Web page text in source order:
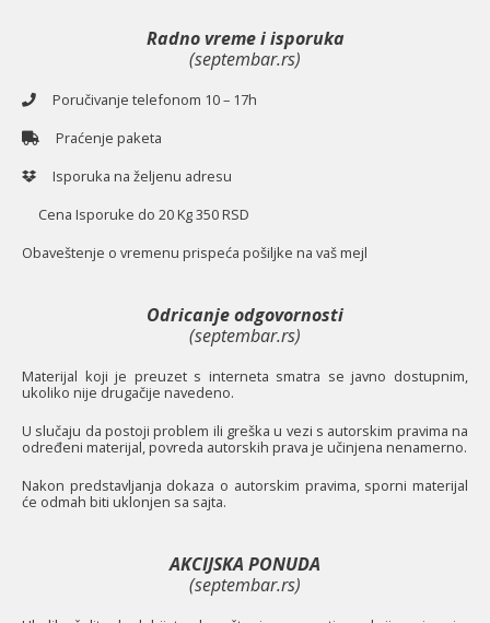
Radno vreme i isporuka
(septembar.rs)
Poručivanje telefonom 10 – 17h
Praćenje paketa
Isporuka na željenu adresu
Cena Isporuke do 20 Kg 350 RSD
Obaveštenje o vremenu prispeća pošiljke na vaš mejl
Odricanje odgovornosti
(septembar.rs)
Materijal koji je preuzet s interneta smatra se javno dostupnim,
ukoliko nije drugačije navedeno.
U slučaju da postoji problem ili greška u vezi s autorskim pravima na
određeni materijal, povreda autorskih prava je učinjena nenamerno.
Nakon predstavljanja dokaza o autorskim pravima, sporni materijal
će odmah biti uklonjen sa sajta.
AKCIJSKA PONUDA
(septembar.rs)